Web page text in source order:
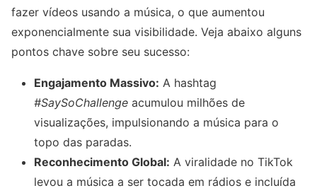
fazer vídeos usando a música, o que aumentou
exponencialmente sua visibilidade. Veja abaixo alguns
pontos chave sobre seu sucesso:
Engajamento Massivo: A hashtag
#SaySoChallenge acumulou milhões de
visualizações, impulsionando a música para o
topo das paradas.
Reconhecimento Global: A viralidade no TikTok
levou a música a ser tocada em rádios e incluída